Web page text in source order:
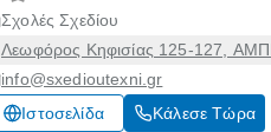
Σχολές Σχεδίου
Λεωφόρος Κηφισίας 125-127,
info@sxedioutexni.gr
Ιστοσελίδα
Κάλεσε Τώρα